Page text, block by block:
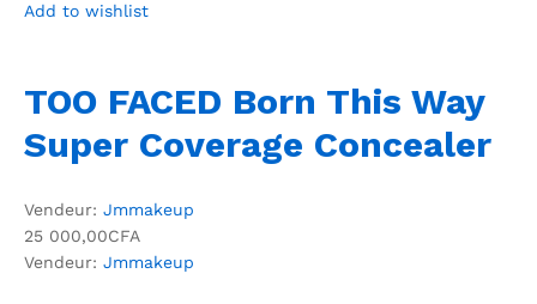
Add to wishlist
TOO FACED Born This Way
Super Coverage Concealer
Vendeur: Jmmakeup
25 000,00CFA
Vendeur: Jmmakeup